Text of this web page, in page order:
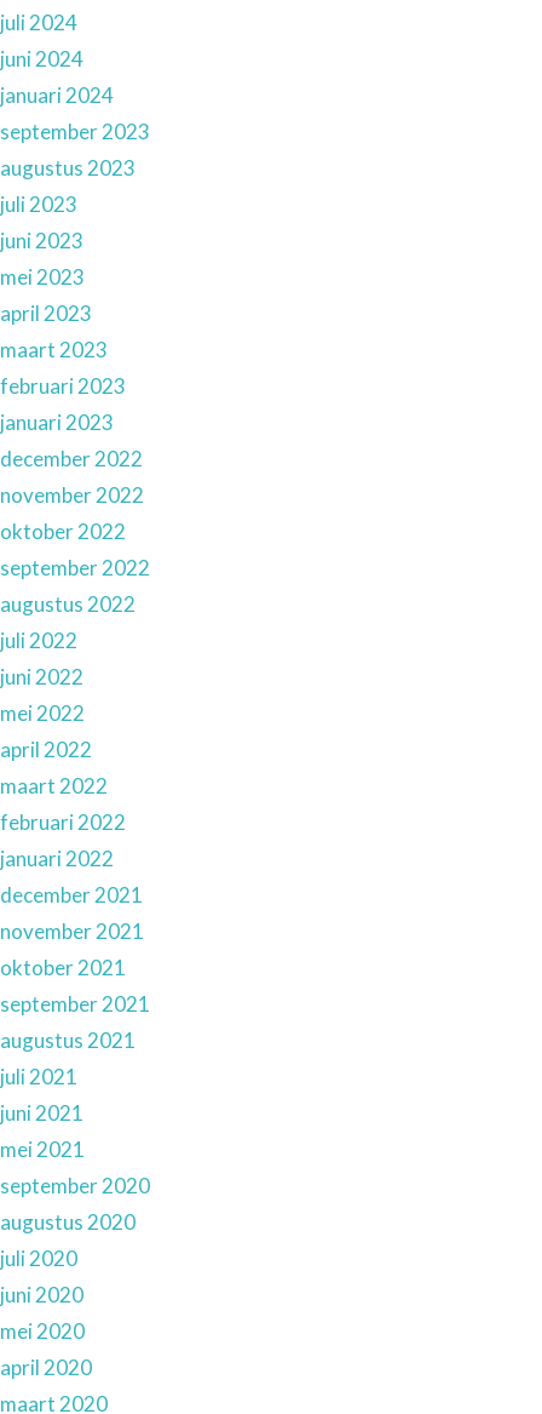
juli 2024
juni 2024
januari 2024
september 2023
augustus 2023
juli 2023
juni 2023
mei 2023
april 2023
maart 2023
februari 2023
januari 2023
december 2022
november 2022
oktober 2022
september 2022
augustus 2022
juli 2022
juni 2022
mei 2022
april 2022
maart 2022
februari 2022
januari 2022
december 2021
november 2021
oktober 2021
september 2021
augustus 2021
juli 2021
juni 2021
mei 2021
september 2020
augustus 2020
juli 2020
juni 2020
mei 2020
april 2020
maart 2020